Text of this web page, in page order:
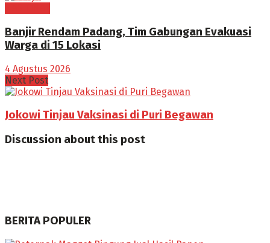
Banjir Rendam Padang, Tim Gabungan Evakuasi
Warga di 15 Lokasi
4 Agustus 2026
Next Post
Jokowi Tinjau Vaksinasi di Puri Begawan
Discussion about this post
BERITA POPULER